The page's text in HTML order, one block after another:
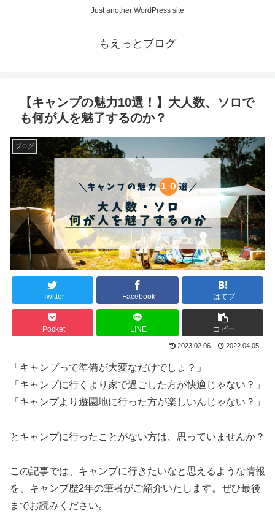
Just another WordPress site
もえっとブログ
【キャンプの魅力10選！】大人数、ソロで
も何が人を魅了するのか？
ブログ
Twitter Facebook はてブ
Pocket LINE コピー
2023.02.06 2022.04.05
「キャンプって準備が大変なだけでしょ？」
「キャンプに行くより家で過ごした方が快適じゃない？」
「キャンプより遊園地に行った方が楽しいんじゃない？」
とキャンプに行ったことがない方は、思っていませんか？
この記事では、キャンプに行きたいなと思えるような情報
を、キャンプ歴2年の筆者がご紹介いたします。ぜひ最後
までお読みください。